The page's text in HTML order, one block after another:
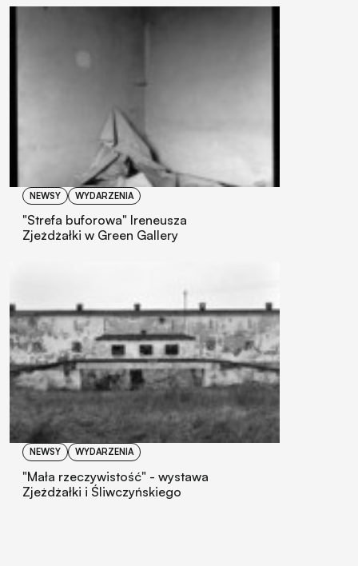
NEWSY WYDARZENIA
"Strefa buforowa" Ireneusza
Zjeżdżałki w Green Gallery
NEWSY WYDARZENIA
"Mała rzeczywistość" - wystawa
Zjeżdżałki i Śliwczyńskiego